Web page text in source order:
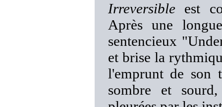
Irreversibleest
Après une
sentencieux
et brise la
l'emprunt de son
sombre et